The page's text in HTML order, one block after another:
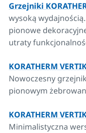
Grzejniki
wysoką
pionowe
utraty
KORATHERM
Nowoczesny
pionowym
KORATHERM
Minimalistyczna